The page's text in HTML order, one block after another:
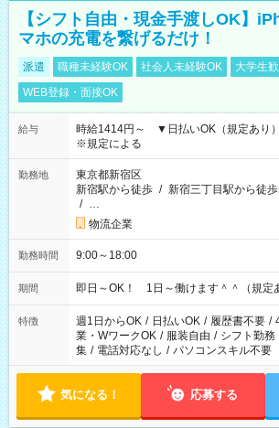
【シフト自由・現金手渡しOK】
マホの充電を繋げるだけ！
派遣 職種未経験OK 社会人未経験OK 大学生
WEB登録・面接OK
給与
時給1414円～ ▼日払いOK（規定あり
※規定による
勤務地
東京都新宿区
新宿駅から徒歩 / 新宿三丁目駅から徒歩
/ …
物流企業
勤務時間 9:00～18:00
期間 即日～OK！ 1日～働けます＾＾（規定
特徴 週1日からOK / 日払いOK / 履歴書不要 /
業・WワークOK / 服装自由 / シフト勤務
集 / 電話対応なし / パソコンスキル不要
気になる！ 応募する